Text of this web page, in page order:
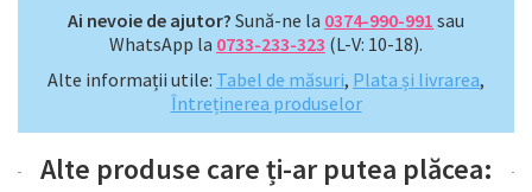
Ai nevoie de ajutor? Sună-ne la 0374-990-991 sau
WhatsApp la 0733-233-323 (L-V: 10-18).
Alte informații utile: Tabel de măsuri, Plata și livrarea,
Întreținerea produselor
Alte produse care ți-ar putea plăcea: